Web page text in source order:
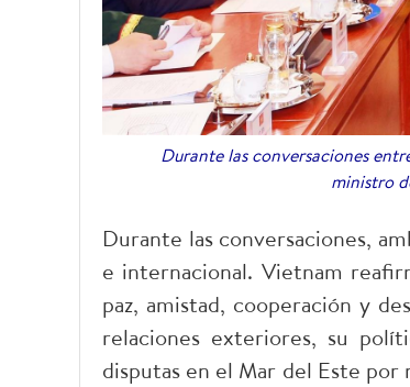
Durante las conversaciones
ministro
Durante las conversaciones,
e internacional. Vietnam
paz, amistad, cooperación y
relaciones exteriores, su
disputas en el Mar del Este